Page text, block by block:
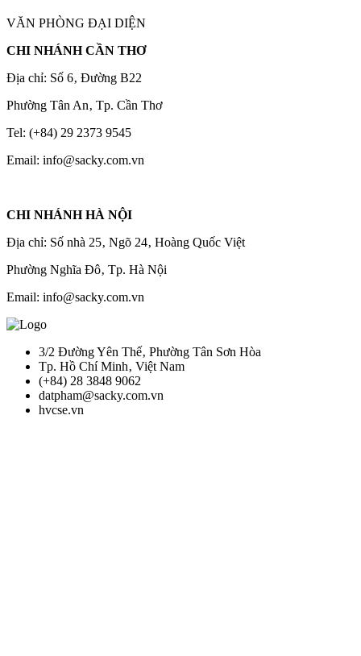
VĂN PHÒNG ĐẠI DIỆN
CHI NHÁNH CẦN THƠ
Địa chỉ: Số 6‚ Đường B22
Phường Tân An‚ Tp. Cần Thơ
Tel: (+84) 29 2373 9545
Email: info@sacky.com.vn
CHI NHÁNH HÀ NỘI
Địa chỉ: Số nhà 25‚ Ngõ 24‚ Hoàng Quốc Việt
Phường Nghĩa Đô‚ Tp. Hà Nội
Email: info@sacky.com.vn
3/2 Đường Yên Thế‚ Phường Tân Sơn Hòa
Tp. Hồ Chí Minh‚ Việt Nam
(+84) 28 3848 9062
datpham@sacky.com.vn
hvcse.vn